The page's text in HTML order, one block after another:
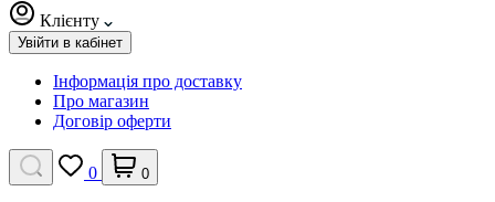
Клієнту
Увійти в кабінет
Інформація про доставку
Про магазин
Договір оферти
0 0